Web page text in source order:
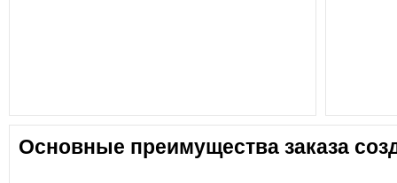
Основные преимущества заказа